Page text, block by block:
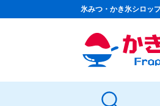
氷みつ・かき氷シロッ